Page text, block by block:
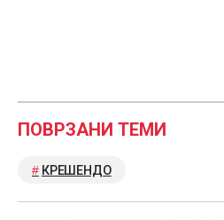
ПОВРЗАНИ ТЕМИ
КРЕШЕНДО